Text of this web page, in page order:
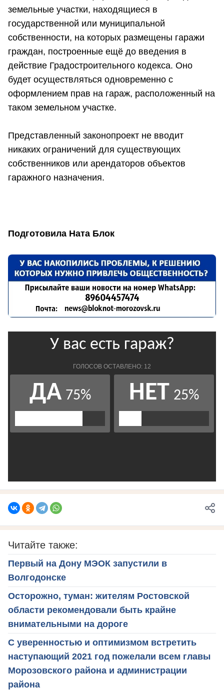
земельные участки, находящиеся в
государственной или муниципальной
собственности, на которых размещены гаражи
граждан, построенные ещё до введения в
действие Градостроительного кодекса. Оно
будет осуществляться одновременно с
оформлением прав на гараж, расположенный на
таком земельном участке.
Представленный законопроект не вводит
никаких ограничений для существующих
собственников или арендаторов объектов
гаражного назначения.
Подготовила Ната Блок
Читайте также:
Первый на Дону МЭОК запустили в
Волгодонске
Осторожно, туман: жителям Ростовской
области рекомендовали быть крайне
внимательными на дороге
С уверенностью и оптимизмом встретить
наступающий 2021 год пожелали всем главы
Морозовского района и администрации
района